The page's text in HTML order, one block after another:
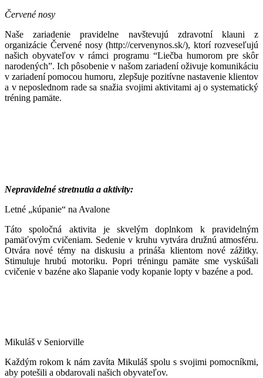
Červené nosy
Naše zariadenie pravidelne navštevujú zdravotní klauni z
organizácie Červené nosy (http://cervenynos.sk/), ktorí rozveseľujú
našich obyvateľov v rámci programu “Liečba humorom pre skôr
narodených”. Ich pôsobenie v našom zariadení oživuje komunikáciu
v zariadení pomocou humoru, zlepšuje pozitívne nastavenie klientov
a v neposlednom rade sa snažia svojimi aktivitami aj o systematický
tréning pamäte.
Nepravidelné stretnutia a aktivity:
Letné „kúpanie“ na Avalone
Táto spoločná aktivita je skvelým doplnkom k pravidelným
pamäťovým cvičeniam. Sedenie v kruhu vytvára družnú atmosféru.
Otvára nové témy na diskusiu a prináša klientom nové zážitky.
Stimuluje hrubú motoriku. Popri tréningu pamäte sme vyskúšali
cvičenie v bazéne ako šlapanie vody kopanie lopty v bazéne a pod.
Mikuláš v Seniorville
Každým rokom k nám zavíta Mikuláš spolu s svojimi pomocníkmi,
aby potešili a obdarovali našich obyvateľov.